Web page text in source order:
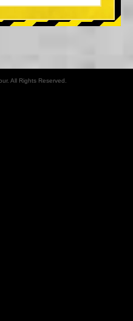
All Rights Reserved.